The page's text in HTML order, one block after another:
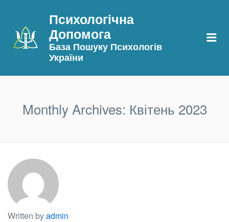
Психологічна
Допомога
База Пошуку Психологів
України
Monthly Archives: Квітень 2023
Written byadmin